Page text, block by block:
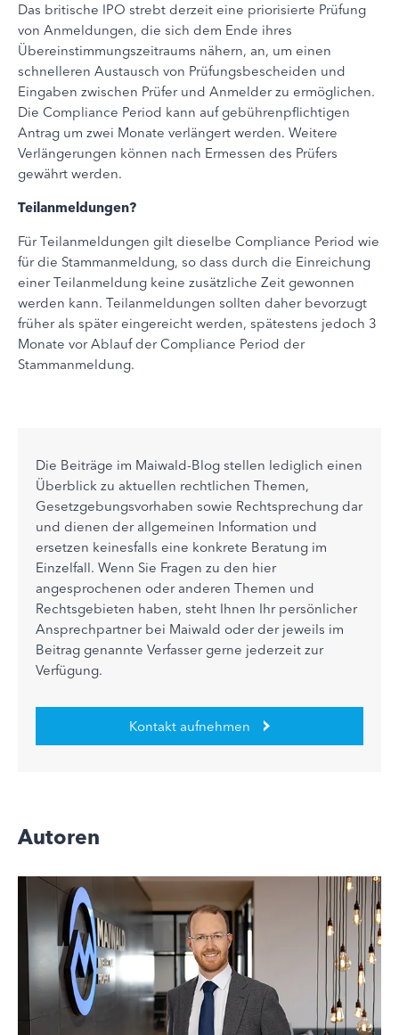
Das britische IPO strebt derzeit eine priorisierte Prüfung
von Anmeldungen, die sich dem Ende ihres
Übereinstimmungszeitraums nähern, an, um einen
schnelleren Austausch von Prüfungsbescheiden und
Eingaben zwischen Prüfer und Anmelder zu ermöglichen.
Die Compliance Period kann auf gebührenpflichtigen
Antrag um zwei Monate verlängert werden. Weitere
Verlängerungen können nach Ermessen des Prüfers
gewährt werden.
Teilanmeldungen?
Für Teilanmeldungen gilt dieselbe Compliance Period wie
für die Stammanmeldung, so dass durch die Einreichung
einer Teilanmeldung keine zusätzliche Zeit gewonnen
werden kann. Teilanmeldungen sollten daher bevorzugt
früher als später eingereicht werden, spätestens jedoch 3
Monate vor Ablauf der Compliance Period der
Stammanmeldung.
Die Beiträge im Maiwald-Blog stellen lediglich einen
Überblick zu aktuellen rechtlichen Themen,
Gesetzgebungsvorhaben sowie Rechtsprechung dar
und dienen der allgemeinen Information und
ersetzen keinesfalls eine konkrete Beratung im
Einzelfall. Wenn Sie Fragen zu den hier
angesprochenen oder anderen Themen und
Rechtsgebieten haben, steht Ihnen Ihr persönlicher
Ansprechpartner bei Maiwald oder der jeweils im
Beitrag genannte Verfasser gerne jederzeit zur
Verfügung.
Kontakt aufnehmen
Autoren